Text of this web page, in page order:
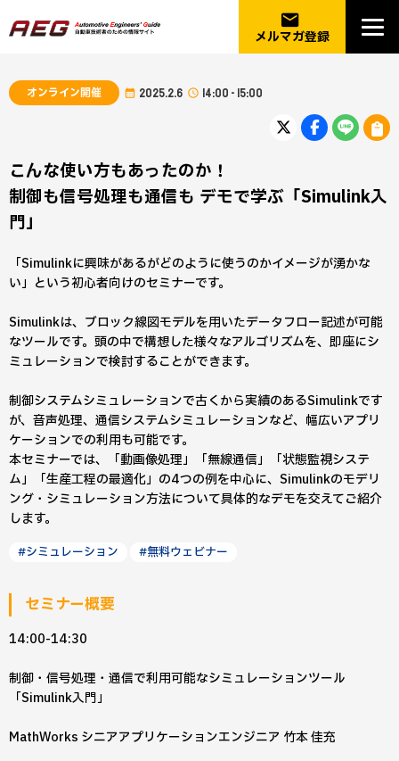
email
メルマガ登録
オンライン開催 2025.2.6 14:00 - 15:00
こんな使い方もあったのか！
制御も信号処理も通信も デモで学ぶ「Simulink入
門」
「Simulinkに興味があるがどのように使うのかイメージが湧かな
い」という初心者向けのセミナーです。
Simulinkは、ブロック線図モデルを用いたデータフロー記述が可能
なツールです。頭の中で構想した様々なアルゴリズムを、即座にシ
ミュレーションで検討することができます。
制御システムシミュレーションで古くから実績のあるSimulinkです
が、音声処理、通信システムシミュレーションなど、幅広いアプリ
ケーションでの利用も可能です。
本セミナーでは、「動画像処理」「無線通信」「状態監視システ
ム」「生産工程の最適化」の4つの例を中心に、Simulinkのモデリ
ング・シミュレーション方法について具体的なデモを交えてご紹介
します。
#シミュレーション #無料ウェビナー
セミナー概要
14:00-14:30
制御・信号処理・通信で利用可能なシミュレーションツール
「Simulink入門」
MathWorks シニアアプリケーションエンジニア 竹本 佳充